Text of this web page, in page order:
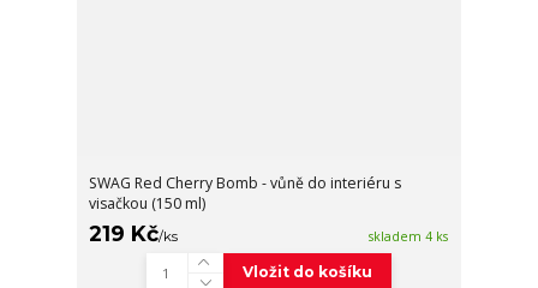
SWAG Red Cherry Bomb - vůně do interiéru s
visačkou (150 ml)
219 Kč/ks skladem 4 ks
Vložit do košíku